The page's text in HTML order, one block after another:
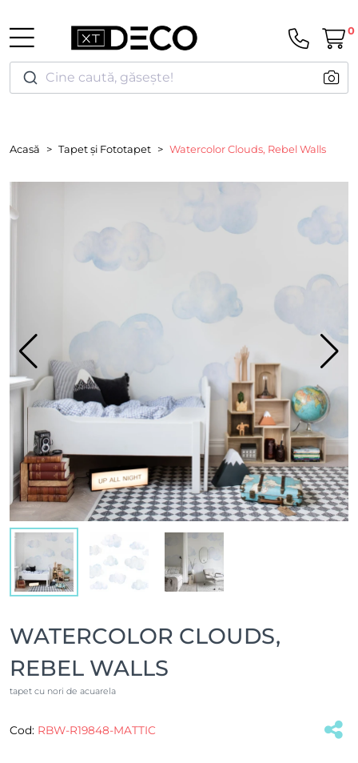
Cine caută, găsește!
0
Acasă Tapet și Fototapet Watercolor Clouds, Rebel Walls
WATERCOLOR CLOUDS,
REBEL WALLS
tapet cu nori de acuarela
Cod: RBW-R19848-MATTIC